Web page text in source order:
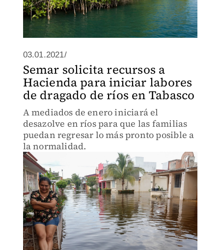
03.01.2021/
Semar solicita recursos a
Hacienda para iniciar labores
de dragado de ríos en Tabasco
A mediados de enero iniciará el
desazolve en ríos para que las familias
puedan regresar lo más pronto posible a
la normalidad.